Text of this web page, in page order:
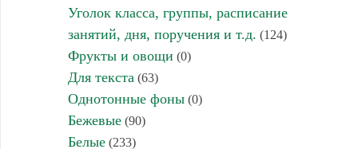
Уголок класса, группы, расписание
занятий, дня, поручения и т.д. (124)
Фрукты и овощи (0)
Для текста (63)
Однотонные фоны(0)
Бежевые(90)
Белые(233)